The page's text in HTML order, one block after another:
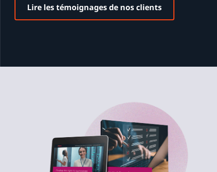
Lire les témoignages de nos clients